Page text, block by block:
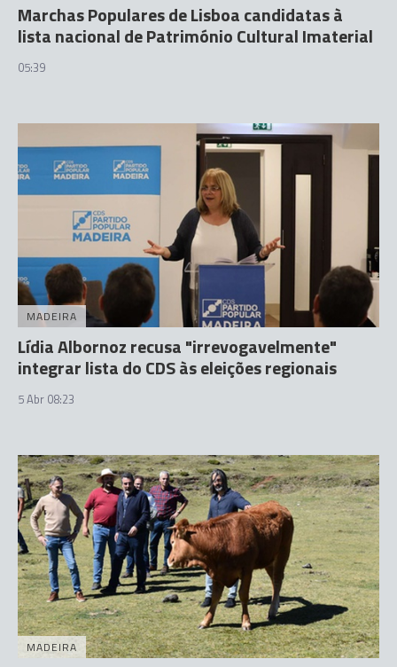
Marchas Populares de Lisboa candidatas à
lista nacional de Património Cultural Imaterial
05:39
MADEIRA
Lídia Albornoz recusa "irrevogavelmente"
integrar lista do CDS às eleições regionais
5 Abr 08:23
MADEIRA